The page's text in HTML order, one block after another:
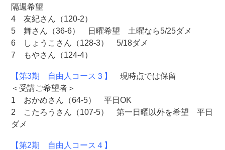
隔週希望
4 友紀さん（120-2）
5 舞さん（36-6） 日曜希望 土曜なら5/25ダメ
6 しょうこさん（128-3） 5/18ダメ
7 もやさん（124-4）
【第3期 自由人コース３】
現時点では保留
＜受講ご希望者＞
1 おかめさん（64-5） 平日OK
2 こたろうさん（107-5） 第一日曜以外を希望 平日
ダメ
【第2期 自由人コース４】